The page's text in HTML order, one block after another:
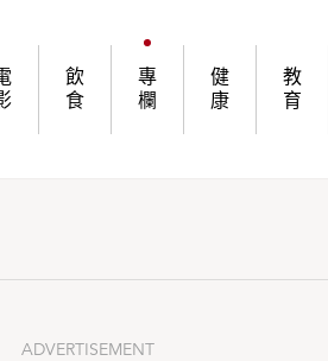
飲
食
專
欄
健
康
教
育
ADVERTISEMENT